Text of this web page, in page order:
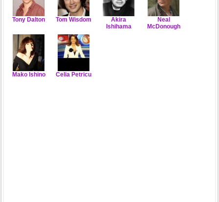
Tony Dalton Tom Wisdom
Akira
Ishihama
Neal
McDonough
Mako Ishino Celia Petricu